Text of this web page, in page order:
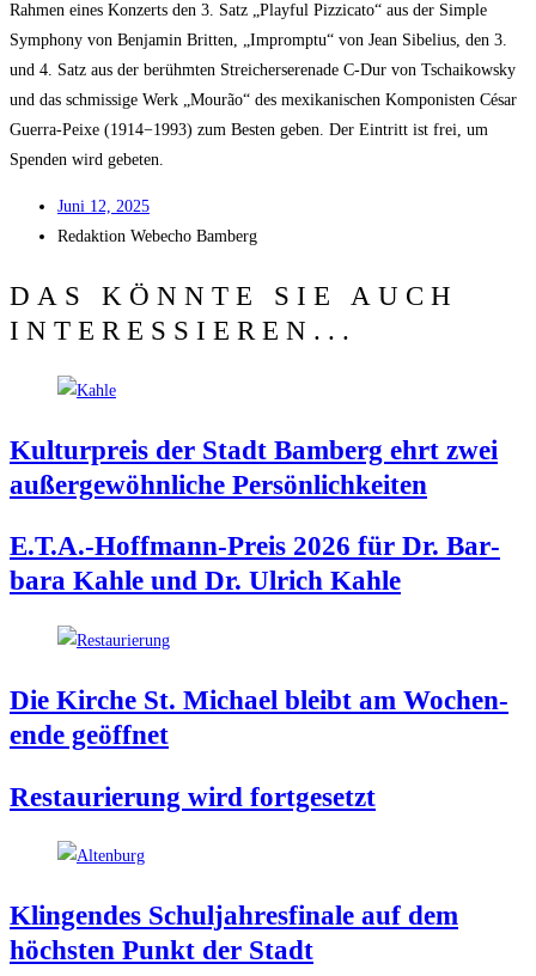
Rah­men eines Kon­zerts den 3. Satz „Playful Piz­zi­ca­to“ aus der Simp­le
Sym­pho­ny von Ben­ja­min Brit­ten, „Impromp­tu“ von Jean Sibe­l­i­us, den 3.
und 4. Satz aus der berühm­ten Strei­cher­se­re­na­de C‑Dur von Tschai­kow­sky
und das schmis­si­ge Werk „Mourão“ des mexi­ka­ni­schen Kom­po­nis­ten César
Guer­ra-Pei­xe (1914−1993) zum Bes­ten geben. Der Ein­tritt ist frei, um
Spen­den wird gebeten.
Juni 12, 2025
Redak­ti­on Web­echo Bamberg
DAS KÖNNTE SIE AUCH
INTERESSIEREN...
Kul­tur­preis der Stadt Bam­berg ehrt zwei
außer­ge­wöhn­li­che Persönlichkeiten
E.T.A.-Hoffmann-Preis 2026 für Dr. Bar­
ba­ra Kah­le und Dr. Ulrich Kahle
Die Kir­che St. Micha­el bleibt am Wochen­
en­de geöffnet
Restau­rie­rung wird fortgesetzt
Klin­gen­des Schul­jah­res­fi­na­le auf dem
höchs­ten Punkt der Stadt